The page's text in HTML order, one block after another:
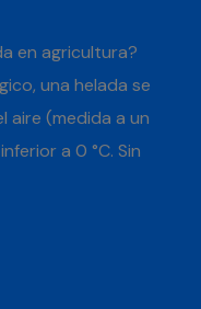
en agricultura?
una helada se
aire (medida a un
a 0 °C. Sin